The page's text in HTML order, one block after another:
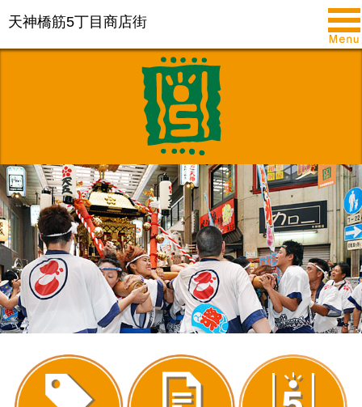
天神橋筋5丁目商店街